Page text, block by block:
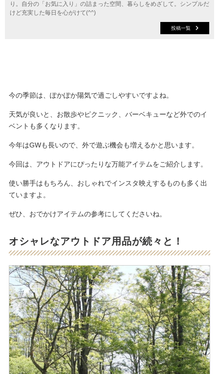
り。自分の「お気に入り」の詰まった空間、暮らしをめざして。シンプルだ
けど充実した毎日を心がけて(^^)
投稿一覧
今の季節は、ぽかぽか陽気で過ごしやすいですよね。
天気が良いと、お散歩やピクニック、バーベキューなど外でのイ
ベントも多くなります。
今年はGWも長いので、外で遊ぶ機会も増えるかと思います。
今回は、アウトドアにぴったりな万能アイテムをご紹介します。
使い勝手はもちろん、おしゃれでインスタ映えするものも多く出
ていますよ。
ぜひ、おでかけアイテムの参考にしてくださいね。
オシャレなアウトドア用品が続々と！